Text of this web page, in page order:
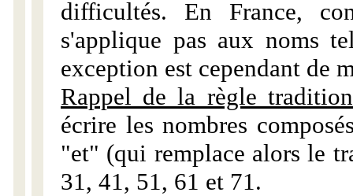
difficultés. En France,
s'applique pas aux noms
exception est cependant de
Rappel de la règle
écrire les nombres
"et" (qui remplace alors le
31, 41, 51, 61 et 71.